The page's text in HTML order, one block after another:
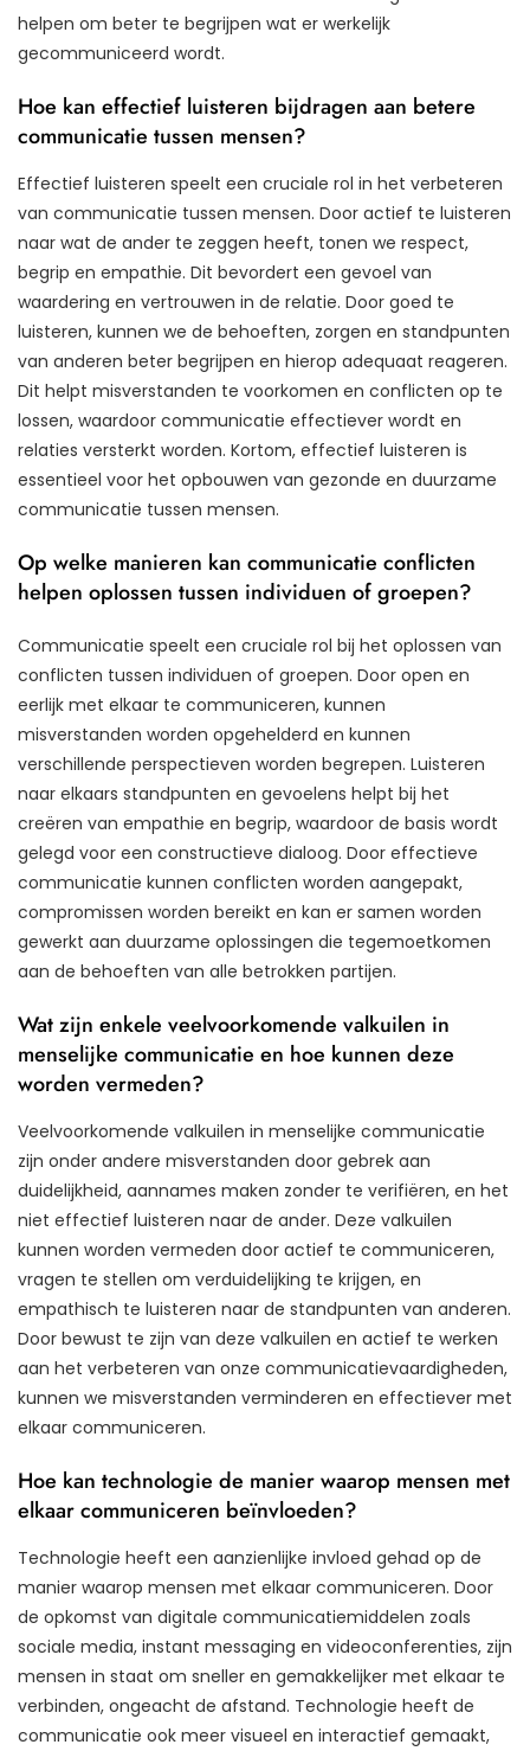
helpen om beter te begrijpen wat er werkelijk
gecommuniceerd wordt.
Hoe kan effectief luisteren bijdragen aan betere
communicatie tussen mensen?
Effectief luisteren speelt een cruciale rol in het verbeteren
van communicatie tussen mensen. Door actief te luisteren
naar wat de ander te zeggen heeft, tonen we respect,
begrip en empathie. Dit bevordert een gevoel van
waardering en vertrouwen in de relatie. Door goed te
luisteren, kunnen we de behoeften, zorgen en standpunten
van anderen beter begrijpen en hierop adequaat reageren.
Dit helpt misverstanden te voorkomen en conflicten op te
lossen, waardoor communicatie effectiever wordt en
relaties versterkt worden. Kortom, effectief luisteren is
essentieel voor het opbouwen van gezonde en duurzame
communicatie tussen mensen.
Op welke manieren kan communicatie conflicten
helpen oplossen tussen individuen of groepen?
Communicatie speelt een cruciale rol bij het oplossen van
conflicten tussen individuen of groepen. Door open en
eerlijk met elkaar te communiceren, kunnen
misverstanden worden opgehelderd en kunnen
verschillende perspectieven worden begrepen. Luisteren
naar elkaars standpunten en gevoelens helpt bij het
creëren van empathie en begrip, waardoor de basis wordt
gelegd voor een constructieve dialoog. Door effectieve
communicatie kunnen conflicten worden aangepakt,
compromissen worden bereikt en kan er samen worden
gewerkt aan duurzame oplossingen die tegemoetkomen
aan de behoeften van alle betrokken partijen.
Wat zijn enkele veelvoorkomende valkuilen in
menselijke communicatie en hoe kunnen deze
worden vermeden?
Veelvoorkomende valkuilen in menselijke communicatie
zijn onder andere misverstanden door gebrek aan
duidelijkheid, aannames maken zonder te verifiëren, en het
niet effectief luisteren naar de ander. Deze valkuilen
kunnen worden vermeden door actief te communiceren,
vragen te stellen om verduidelijking te krijgen, en
empathisch te luisteren naar de standpunten van anderen.
Door bewust te zijn van deze valkuilen en actief te werken
aan het verbeteren van onze communicatievaardigheden,
kunnen we misverstanden verminderen en effectiever met
elkaar communiceren.
Hoe kan technologie de manier waarop mensen met
elkaar communiceren beïnvloeden?
Technologie heeft een aanzienlijke invloed gehad op de
manier waarop mensen met elkaar communiceren. Door
de opkomst van digitale communicatiemiddelen zoals
sociale media, instant messaging en videoconferenties, zijn
mensen in staat om sneller en gemakkelijker met elkaar te
verbinden, ongeacht de afstand. Technologie heeft de
communicatie ook meer visueel en interactief gemaakt,